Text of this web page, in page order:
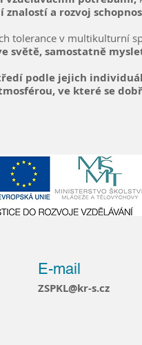
znalostí a rozvoj
tolerance v multikulturní
světě, samostatně
podle jejich
ve které se
E-mail
ZSPKL@kr-s.cz